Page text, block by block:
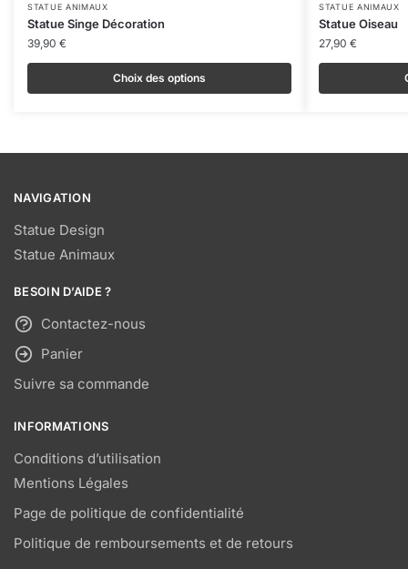
STATUE ANIMAUX
Statue Singe Décoration
39,90 €
Choix des options
Ce
produit
variations.
choisies
sur
la
du
produit
STATUE ANIMAUX
Statue Oiseau
27,90 €
Ce
produit
variations.
NAVIGATION
Statue Design
Statue Animaux
BESOIN D’AIDE ?
Contactez-nous
Panier
Suivre sa commande
INFORMATIONS
Conditions d’utilisation
Mentions Légales
Page de politique de confidentialité
Politique de remboursements et de retours